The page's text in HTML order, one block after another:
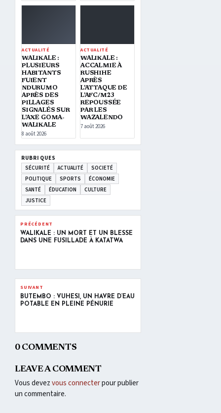
ACTUALITÉ
WALIKALE :
PLUSIEURS
HABITANTS
FUIENT
NDURUMO
APRÈS DES
PILLAGES
SIGNALÉS SUR
L’AXE GOMA-
WALIKALE
8 août 2026
ACTUALITÉ
WALIKALE :
ACCALMIE À
RUSHIHE
APRÈS
L’ATTAQUE DE
L’AFC/M23
REPOUSSÉE
PAR LES
WAZALENDO
7 août 2026
RUBRIQUES
SÉCURITÉ
ACTUALITÉ
SOCIETÉ
POLITIQUE
SPORTS
ÉCONOMIE
SANTÉ
ÉDUCATION
CULTURE
JUSTICE
PRÉCÉDENT
WALIKALE : UN MORT ET UN BLESSÉ
DANS UNE FUSILLADE À KATATWA
SUIVANT
BUTEMBO : VUHESI, UN HAVRE D’EAU
POTABLE EN PLEINE PÉNURIE
0 COMMENTS
LEAVE A COMMENT
Vous devezvous connecterpour publier
un commentaire.